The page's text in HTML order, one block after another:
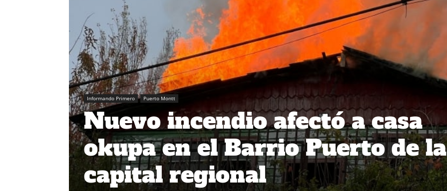
Informando Primero Puerto Montt
Nuevo incendio afectó a casa
okupa en el Barrio Puerto de la
capital regional